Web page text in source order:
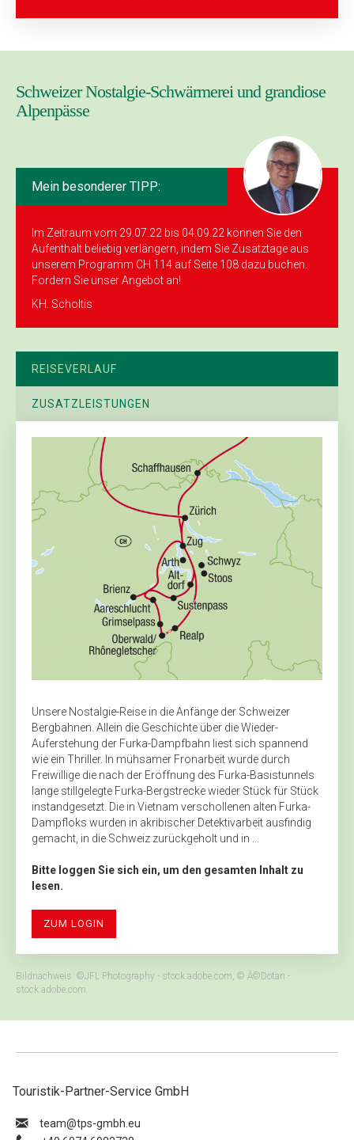
Schweizer Nostalgie-Schwärmerei und grandiose
Alpenpässe
Mein besonderer TIPP:
Im Zeitraum vom 29.07.22 bis 04.09.22 können Sie den
Aufenthalt beliebig verlängern, indem Sie Zusatztage aus
unserem Programm CH 114 auf Seite 108 dazu buchen.
Fordern Sie unser Angebot an!
KH. Scholtis
REISEVERLAUF
ZUSATZLEISTUNGEN
Unsere Nostalgie-Reise in die Anfänge der Schweizer
Bergbahnen. Allein die Geschichte über die Wieder-
Auferstehung der Furka-­Dampfbahn liest sich spannend
wie ein Thriller. In mühsamer Fronarbeit wurde durch
Freiwillige die nach der Eröffnung des Furka-Basistunnels
lange stillgelegte Furka-Bergstrecke wieder Stück für Stück
instandgesetzt. Die in Vietnam verschollenen alten Furka-
Dampfloks wurden in akribischer Detektivarbeit ausfindig
gemacht, in die Schweiz zurückgeholt und in ...
Bitte loggen Sie sich ein, um den gesamten Inhalt zu
lesen.
ZUM LOGIN
Bildnachweis: ©JFL Photography - stock.adobe.com, © Â©Dotan -
stock.adobe.com
Touristik-Partner-Service GmbH
ue.hbmg-spt@maet